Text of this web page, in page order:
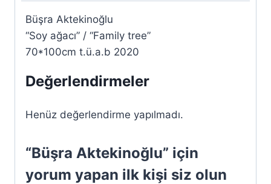
Büşra Aktekinoğlu
“Soy ağacı” / “Family tree”
70*100cm t.ü.a.b 2020
Değerlendirmeler
Henüz değerlendirme yapılmadı.
“Büşra Aktekinoğlu” için
yorum yapan ilk kişi siz olun